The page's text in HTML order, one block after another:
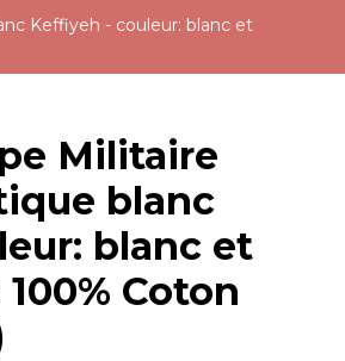
Keffiyeh - couleur: blanc et
Militaire
blanc
blanc et
Coton